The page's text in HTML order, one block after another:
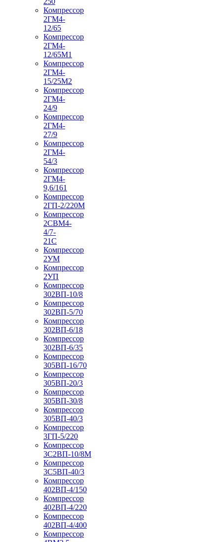
Компрессор
2ГМ4-
12/65
Компрессор
2ГМ4-
12/65М1
Компрессор
2ГМ4-
15/25М2
Компрессор
2ГМ4-
24/9
Компрессор
2ГМ4-
27/9
Компрессор
2ГМ4-
54/3
Компрессор
2ГМ4-
9,6/161
Компрессор
2ГП-2/220М
Компрессор
2СВМ4-
4/7-
21С
Компрессор
2УМ
Компрессор
2УП
Компрессор
302ВП-10/8
Компрессор
302ВП-5/70
Компрессор
302ВП-6/18
Компрессор
302ВП-6/35
Компрессор
305ВП-16/70
Компрессор
305ВП-20/3
Компрессор
305ВП-30/8
Компрессор
305ВП-40/3
Компрессор
3ГП-5/220
Компрессор
3С2ВП-10/8М
Компрессор
3С5ВП-40/3
Компрессор
402ВП-4/150
Компрессор
402ВП-4/220
Компрессор
402ВП-4/400
Компрессор